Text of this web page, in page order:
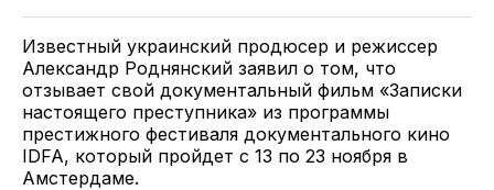
TwitterFacebookTelegramподелитесь
ссылкой
Известный украинский продюсер и режиссер
Александр Роднянский заявил о том, что
отзывает свой документальный фильм «Записки
настоящего преступника» из программы
престижного фестиваля документального кино
IDFA, который пройдет с 13 по 23 ноября в
Амстердаме.